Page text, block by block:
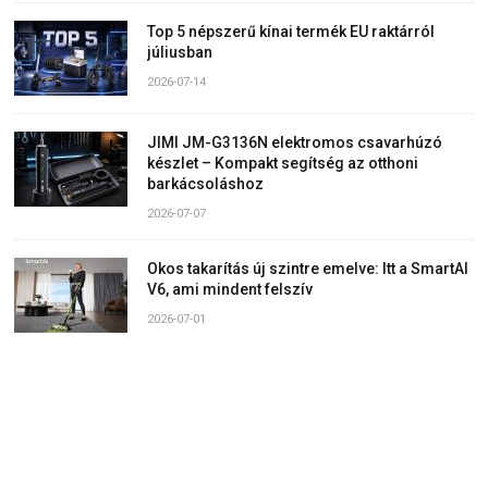
Top 5 népszerű kínai termék EU raktárról
júliusban
2026-07-14
JIMI JM-G3136N elektromos csavarhúzó
készlet – Kompakt segítség az otthoni
barkácsoláshoz
2026-07-07
Okos takarítás új szintre emelve: Itt a SmartAI
V6, ami mindent felszív
2026-07-01